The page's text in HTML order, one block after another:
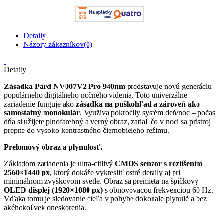
Detaily
Názory zákazníkov(0)
Detaily
Zásadka Pard NV007V2 Pro 940nm predstavuje novú generáciu
populárneho digitálneho nočného videnia. Toto univerzálne
zariadenie funguje ako zásadka na puškohľad a zároveň ako
samostatný monokulár. Využíva pokročilý systém deň/noc – počas
dňa si užijete plnofarebný a verný obraz, zatiaľ čo v noci sa prístroj
prepne do vysoko kontrastného čiernobieleho režimu.
Prelomový obraz a plynulosť.
Základom zariadenia je ultra-citlivý CMOS senzor s rozlíšením
2560×1440 px, ktorý dokáže vykresliť ostré detaily aj pri
minimálnom zvyškovom svetle. Obraz sa premieta na špičkový
OLED displej (1920×1080 px) s obnovovacou frekvenciou 60 Hz.
Vďaka tomu je sledovanie cieľa v pohybe dokonale plynulé a bez
akéhokoľvek oneskorenia.